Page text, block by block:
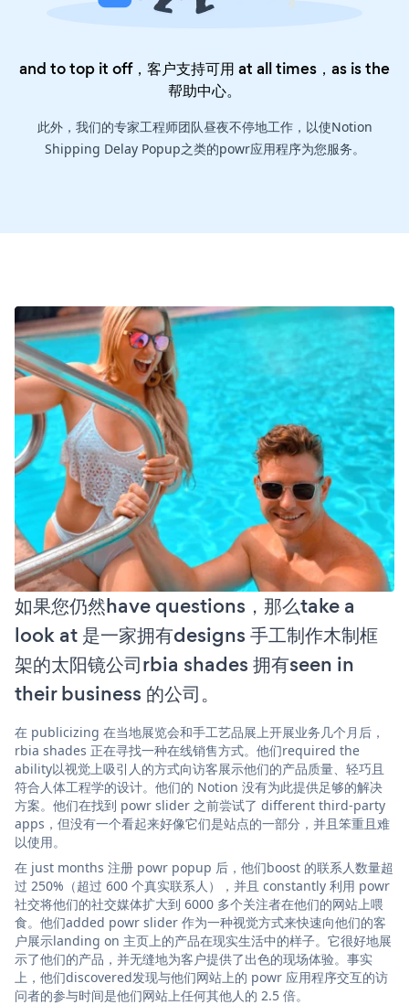
and to top it off，客户支持可用 at all times，as is the
帮助中心。
此外，我们的专家工程师团队昼夜不停地工作，以使Notion
Shipping Delay Popup之类的powr应用程序为您服务。
如果您仍然have questions，那么take a
look at 是一家拥有designs 手工制作木制框
架的太阳镜公司rbia shades 拥有seen in
their business 的公司。
在 publicizing 在当地展览会和手工艺品展上开展业务几个月后，
rbia shades 正在寻找一种在线销售方式。他们required the
ability以视觉上吸引人的方式向访客展示他们的产品质量、轻巧且
符合人体工程学的设计。他们的 Notion 没有为此提供足够的解决
方案。他们在找到 powr slider 之前尝试了 different third-party
apps，但没有一个看起来好像它们是站点的一部分，并且笨重且难
以使用。
在 just months 注册 powr popup 后，他们boost 的联系人数量超
过 250%（超过 600 个真实联系人），并且 constantly 利用 powr
社交将他们的社交媒体扩大到 6000 多个关注者在他们的网站上喂
食。他们added powr slider 作为一种视觉方式来快速向他们的客
户展示landing on 主页上的产品在现实生活中的样子。它很好地展
示了他们的产品，并无缝地为客户提供了出色的现场体验。事实
上，他们discovered发现与他们网站上的 powr 应用程序交互的访
问者的参与时间是他们网站上任何其他人的 2.5 倍。